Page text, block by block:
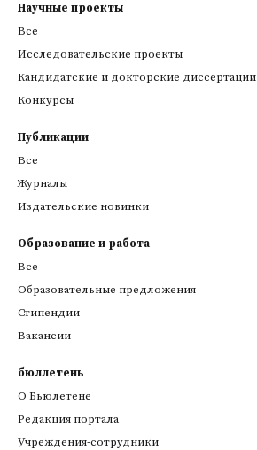
Научные проекты
Все
Исследовательские проекты
Кандидатские и докторские диссертации
Конкурсы
Публикации
Все
Журналы
Издательские новинки
Образование и работа
Все
Образовательные предложения
Стипендии
Вакансии
бюллетень
О Бьюлетене
Редакция портала
Учреждения-сотрудники